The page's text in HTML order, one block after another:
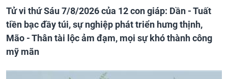
Tử vi thứ Sáu 7/8/2026 của 12 con giáp: Dần - Tuất
tiền bạc đầy túi, sự nghiệp phát triển hưng thịnh,
Mão - Thân tài lộc ảm đạm, mọi sự khó thành công
mỹ mãn